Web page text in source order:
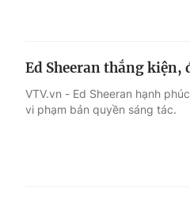
Điện ảnh
Âm nhạc
Sao
Ed Sheeran thắng
VTV.vn - Ed Sheeran hạnh
vi phạm bản quyền sáng tác.